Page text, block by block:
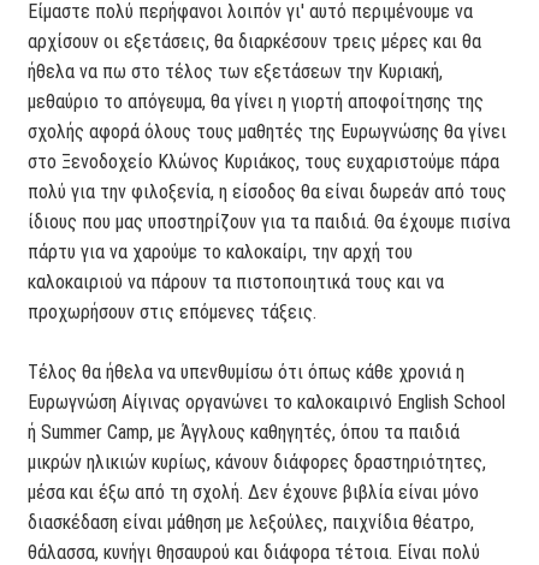
Είμαστε πολύ περήφανοι λοιπόν γι' αυτό περιμένουμε να
αρχίσουν οι εξετάσεις, θα διαρκέσουν τρεις μέρες και θα
ήθελα να πω στο τέλος των εξετάσεων την Κυριακή,
μεθαύριο το απόγευμα, θα γίνει η γιορτή αποφοίτησης της
σχολής αφορά όλους τους μαθητές της Ευρωγνώσης θα γίνει
στο Ξενοδοχείο Κλώνος Κυριάκος, τους ευχαριστούμε πάρα
πολύ για την φιλοξενία, η είσοδος θα είναι δωρεάν από τους
ίδιους που μας υποστηρίζουν για τα παιδιά. Θα έχουμε πισίνα
πάρτυ για να χαρούμε το καλοκαίρι, την αρχή του
καλοκαιριού να πάρουν τα πιστοποιητικά τους και να
προχωρήσουν στις επόμενες τάξεις.
Τέλος θα ήθελα να υπενθυμίσω ότι όπως κάθε χρονιά η
Ευρωγνώση Αίγινας οργανώνει το καλοκαιρινό English School
ή Summer Camp, με Άγγλους καθηγητές, όπου τα παιδιά
μικρών ηλικιών κυρίως, κάνουν διάφορες δραστηριότητες,
μέσα και έξω από τη σχολή. Δεν έχουνε βιβλία είναι μόνο
διασκέδαση είναι μάθηση με λεξούλες, παιχνίδια θέατρο,
θάλασσα, κυνήγι θησαυρού και διάφορα τέτοια. Είναι πολύ